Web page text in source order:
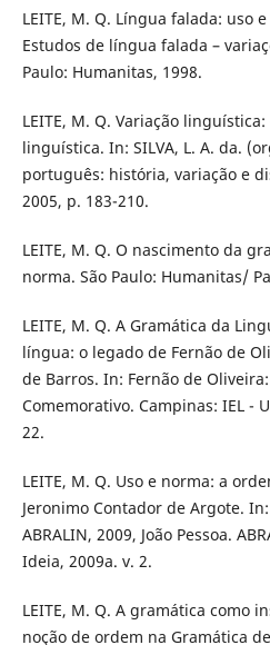
LEITE, M. Q. Língua falada: uso
Estudos de língua falada –
Paulo: Humanitas, 1998.
LEITE, M. Q. Variação
linguística. In: SILVA, L. A. da.
português: história, variação e
2005, p. 183-210.
LEITE, M. Q. O nascimento da
norma. São Paulo: Humanitas/
LEITE, M. Q. A Gramática da
língua: o legado de Fernão de
de Barros. In: Fernão de
Comemorativo. Campinas: IEL -
22.
LEITE, M. Q. Uso e norma: a
Jeronimo Contador de Argote.
ABRALIN, 2009, João Pessoa.
Ideia, 2009a. v. 2.
LEITE, M. Q. A gramática como
noção de ordem na Gramática